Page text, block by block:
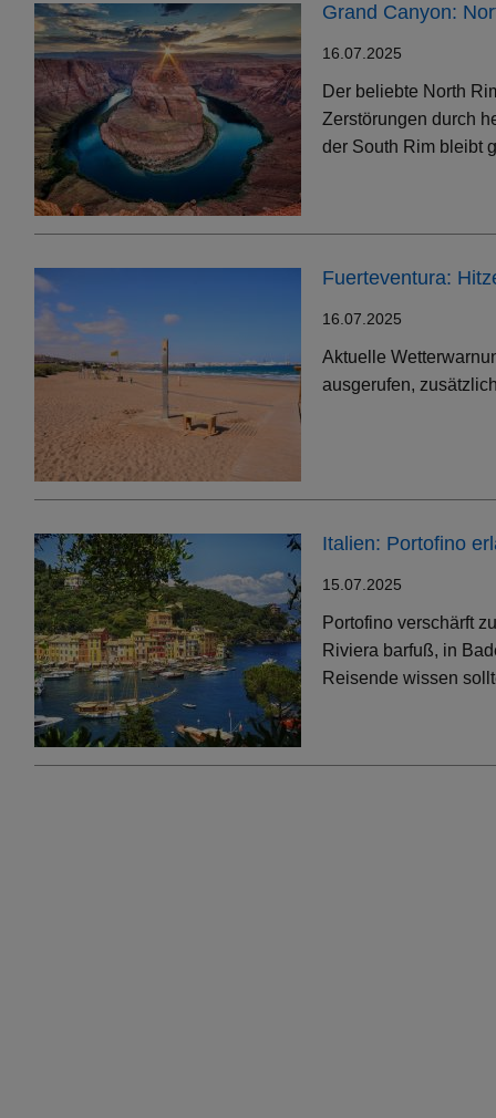
Grand Canyon:
16.07.2025
Der beliebte North
Zerstörungen durch
der South Rim bleibt
Fuerteventura:
16.07.2025
Aktuelle
ausgerufen,
Italien: Portofino
15.07.2025
Portofino verschärft
Riviera barfuß, in
Reisende wissen